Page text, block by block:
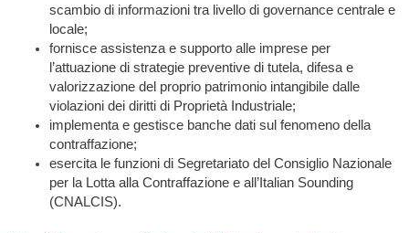
scambio di informazioni tra livello di governance centrale e
locale;
fornisce assistenza e supporto alle imprese per
l’attuazione di strategie preventive di tutela, difesa e
valorizzazione del proprio patrimonio intangibile dalle
violazioni dei diritti di Proprietà Industriale;
implementa e gestisce banche dati sul fenomeno della
contraffazione;
esercita le funzioni di Segretariato del Consiglio Nazionale
per la Lotta alla Contraffazione e all’Italian Sounding
(CNALCIS).